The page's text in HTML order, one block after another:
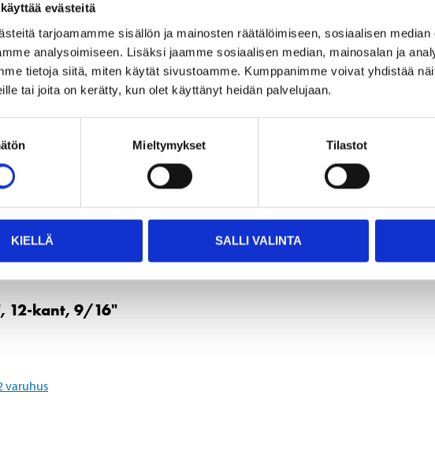
evästeitä
tarjoamamme sisällön ja mainosten räätälöimiseen, sosiaalisen
analysoimiseen. Lisäksi jaamme sosiaalisen median, mainosalan ja
tietoja siitä, miten käytät sivustoamme. Kumppanimme voivat yhdistää
tai joita on kerätty, kun olet käyttänyt heidän palvelujaan.
Mieltymykset Tilastot
KIELLÄ SALLI VALINTA
12-kant, 1/2"
varuhus
12-kant, 9/16"
varuhus